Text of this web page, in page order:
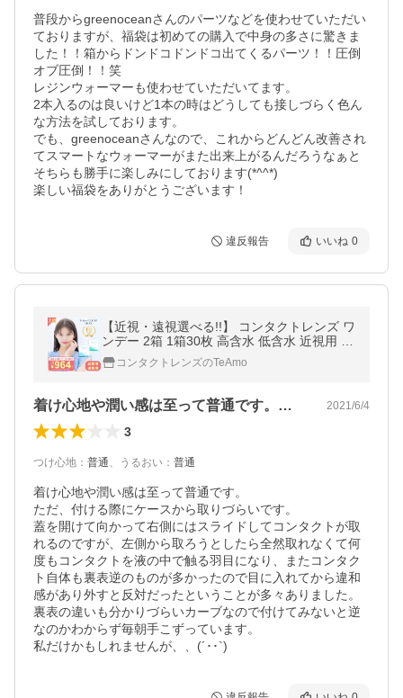
普段からgreenoceanさんのパーツなどを使わせていただい
ておりますが、福袋は初めての購入で中身の多さに驚きま
した！！箱からドンドコドンドコ出てくるパーツ！！圧倒
オブ圧倒！！笑
レジンウォーマーも使わせていただいてます。
2本入るのは良いけど1本の時はどうしても接しづらく色ん
な方法を試しております。
でも、greenoceanさんなので、これからどんどん改善され
てスマートなウォーマーがまた出来上がるんだろうなぁと
そちらも勝手に楽しみにしております(*^^*)
楽しい福袋をありがとうございます！
違反報告 いいね 0
【近視・遠視選べる!!】 コンタクトレンズ ワ
ンデー 2箱 1箱30枚 高含水 低含水 近視用 遠
視用 UVカット・うるおい成分 コンタクト T
eAmo CLEAR 1DAY ティアモ
コンタクトレンズのTeAmo
着け心地や潤い感は至って普通です。ただ… 2021/6/4
3
つけ心地 ： 普通、 うるおい ： 普通
着け心地や潤い感は至って普通です。
ただ、付ける際にケースから取りづらいです。
蓋を開けて向かって右側にはスライドしてコンタクトが取
れるのですが、左側から取ろうとしたら全然取れなくて何
度もコンタクトを液の中で触る羽目になり、またコンタク
ト自体も裏表逆のものが多かったので目に入れてから違和
感があり外すと反対だったということが多々ありました。
裏表の違いも分かりづらいカーブなので付けてみないと逆
なのかわからず毎朝手こずっています。
私だけかもしれませんが、、(´･･`)